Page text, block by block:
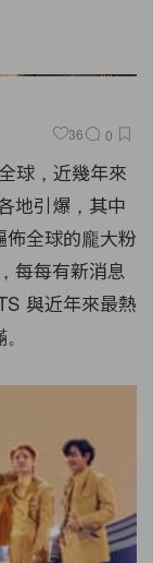
36 0
球，近幾年來
地引爆，其中
全球的龐大粉
每每有新消息
與近年來最熱